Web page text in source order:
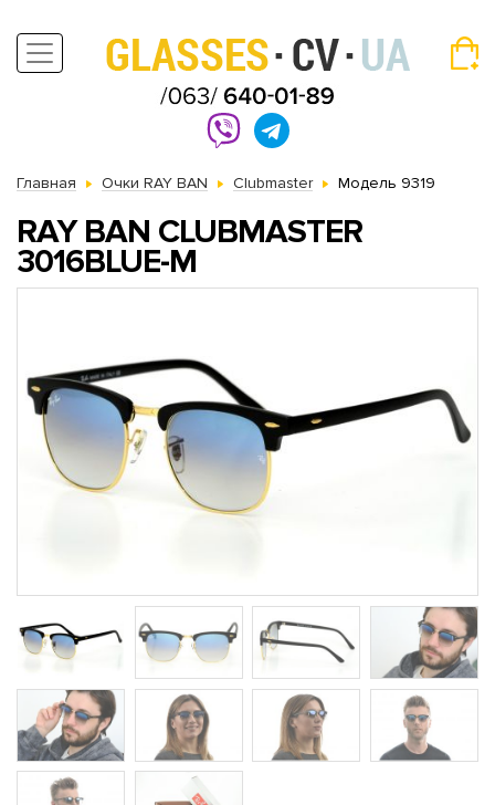
Главная Очки RAY BAN Clubmaster Модель 9319
RAY BAN CLUBMASTER
3016BLUE-M